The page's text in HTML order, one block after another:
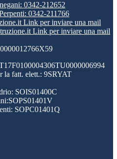
0342-212652
0342-211766
Link per inviare una mail
Link per inviare una mail
fatt. elett.: 9SRYAT
SOIS01400C
SOPC01401Q